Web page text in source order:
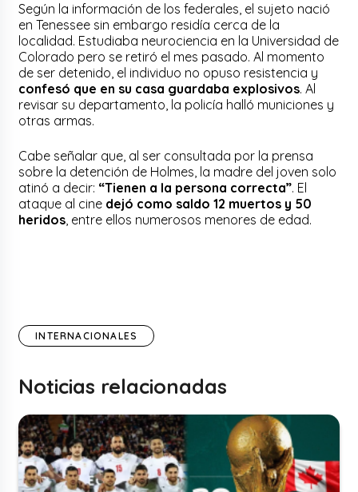
Según la información de los federales, el sujeto nació
en Tenessee sin embargo residía cerca de la
localidad. Estudiaba neurociencia en la Universidad de
Colorado pero se retiró el mes pasado. Al momento
de ser detenido, el individuo no opuso resistencia y
confesó que en su casa guardaba explosivos. Al
revisar su departamento, la policía halló municiones y
otras armas.
Cabe señalar que, al ser consultada por la prensa
sobre la detención de Holmes, la madre del joven solo
atinó a decir: “Tienen a la persona correcta”. El
ataque al cine dejó como saldo 12 muertos y 50
heridos, entre ellos numerosos menores de edad.
INTERNACIONALES
Noticias relacionadas